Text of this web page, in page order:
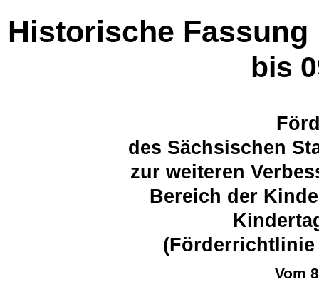
Historische Fassung
bis
des Sächsischen
zur weiteren
Bereich der
Vom